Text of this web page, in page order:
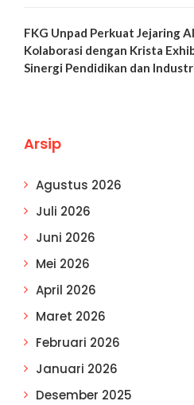
FKG Unpad Perkuat Jejaring
Kolaborasi dengan Krista
Sinergi Pendidikan dan
Arsip
Agustus 2026
Juli 2026
Juni 2026
Mei 2026
April 2026
Maret 2026
Februari 2026
Januari 2026
Desember 2025